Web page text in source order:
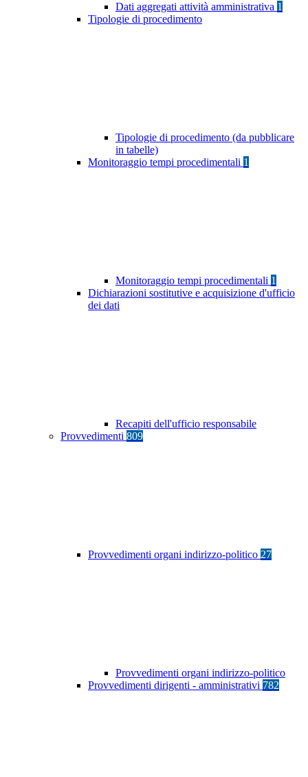
Dati aggregati attività amministrativa 1
Tipologie di procedimento
Tipologie di procedimento (da pubblicare
in tabelle)
Monitoraggio tempi procedimentali 1
Monitoraggio tempi procedimentali 1
Dichiarazioni sostitutive e acquisizione d'ufficio
dei dati
Recapiti dell'ufficio responsabile
Provvedimenti 809
Provvedimenti organi indirizzo-politico 27
Provvedimenti organi indirizzo-politico
Provvedimenti dirigenti - amministrativi 782